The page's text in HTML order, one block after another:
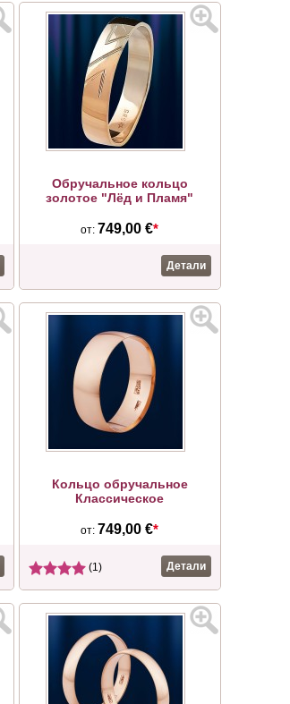
Обручальное кольцо
золотое "Лёд и Пламя"
от: 749,00 €*
Детали
Кольцо обручальное
Классическое
от: 749,00 €*
(1) Детали